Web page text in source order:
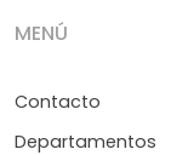
MENÚ
Contacto
Departamentos